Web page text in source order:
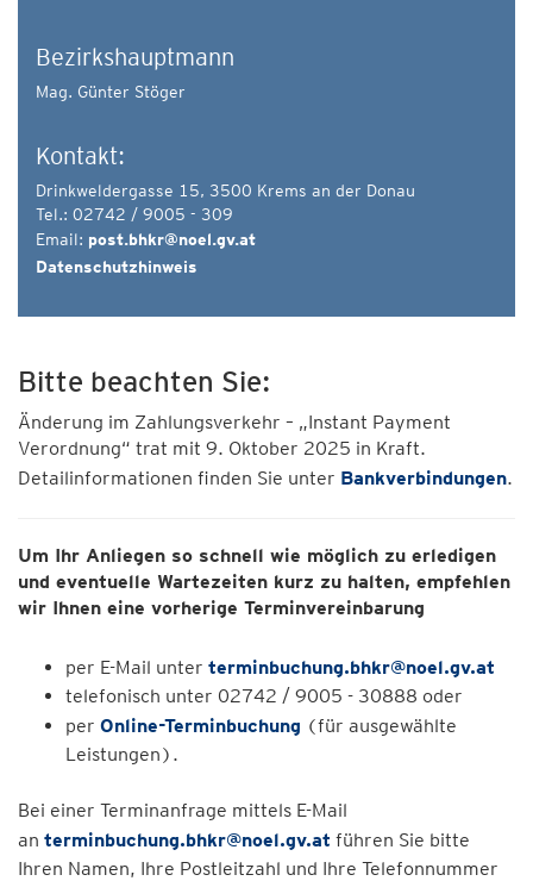
Bezirkshauptmann
Mag. Günter Stöger
Kontakt:
Drinkweldergasse 15, 3500 Krems an der Donau
Tel.: 02742 / 9005 - 309
Email: post.bhkr@noel.gv.at
Datenschutzhinweis
Bitte beachten Sie:
Änderung im Zahlungsverkehr – „Instant Payment
Verordnung“ trat mit 9. Oktober 2025 in Kraft.
Detailinformationen finden Sie unter Bankverbindungen.
Um Ihr Anliegen so schnell wie möglich zu erledigen
und eventuelle Wartezeiten kurz zu halten, empfehlen
wir Ihnen eine vorherige Terminvereinbarung
per E-Mail unter terminbuchung.bhkr@noel.gv.at
telefonisch unter 02742 / 9005 - 30888 oder
per Online-Terminbuchung (für ausgewählte
Leistungen).
Bei einer Terminanfrage mittels E-Mail
an terminbuchung.bhkr@noel.gv.at führen Sie bitte
Ihren Namen, Ihre Postleitzahl und Ihre Telefonnummer